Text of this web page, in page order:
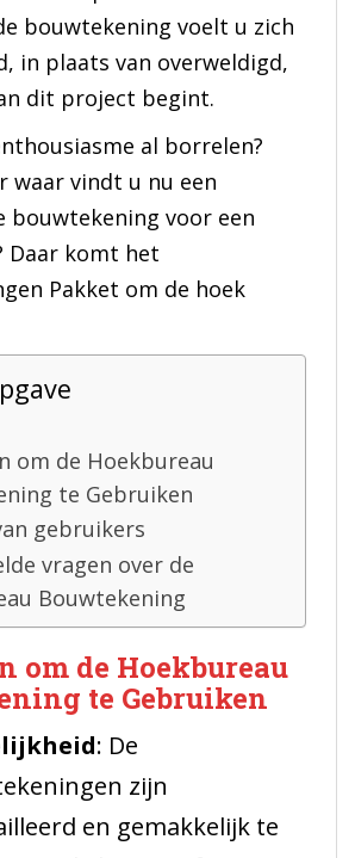
bouwtekening voelt u zich
in plaats van overweldigd,
dit project begint.
al borrelen?
waar vindt u nu een
bouwtekening voor een
Daar komt het
Pakket om de hoek
om de Hoekbureau
te Gebruiken
gebruikers
vragen over de
Bouwtekening
om de Hoekbureau
te Gebruiken
: De
zijn
en gemakkelijk te